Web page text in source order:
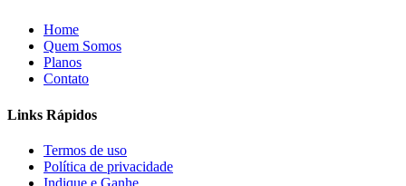
Home
Quem Somos
Planos
Contato
Links Rápidos
Termos de uso
Política de privacidade
Indique e Ganhe